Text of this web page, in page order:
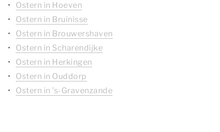
Ostern in Hoeven
Ostern in Bruinisse
Ostern in Brouwershaven
Ostern in Scharendijke
Ostern in Herkingen
Ostern in Ouddorp
Ostern in 's-Gravenzande